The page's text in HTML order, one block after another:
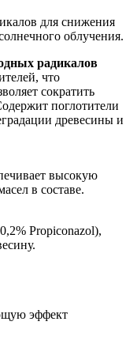
для снижения
облучения.
радикалов
что
сократить
поглотители
древесины и
высокую
в составе.
Propiconazol),
эффект